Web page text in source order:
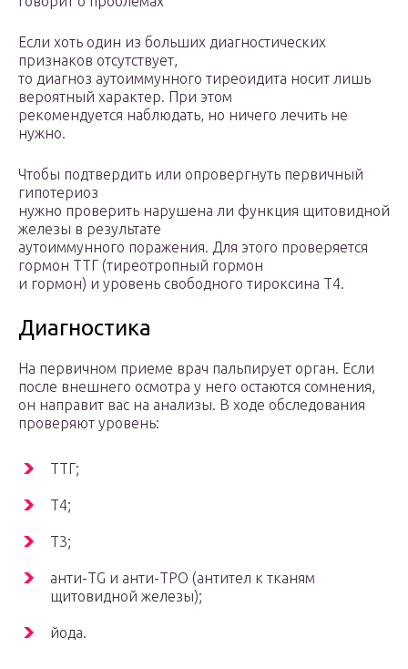
Если хоть один из больших диагностических
признаков отсутствует,
то диагноз аутоиммунного тиреоидита носит лишь
вероятный характер. При этом
рекомендуется наблюдать, но ничего лечить не
нужно.
Чтобы подтвердить или опровергнуть первичный
гипотериоз
нужно проверить нарушена ли функция щитовидной
железы в результате
аутоиммунного поражения. Для этого проверяется
гормон ТТГ (тиреотропный гормон
и гормон) и уровень свободного тироксина T4.
Диагностика
На первичном приеме врач пальпирует орган. Если
после внешнего осмотра у него остаются сомнения,
он направит вас на анализы. В ходе обследования
проверяют уровень:
ТТГ;
Т4;
Т3;
анти-TG и анти-TPO (антител к тканям
щитовидной железы);
йода.